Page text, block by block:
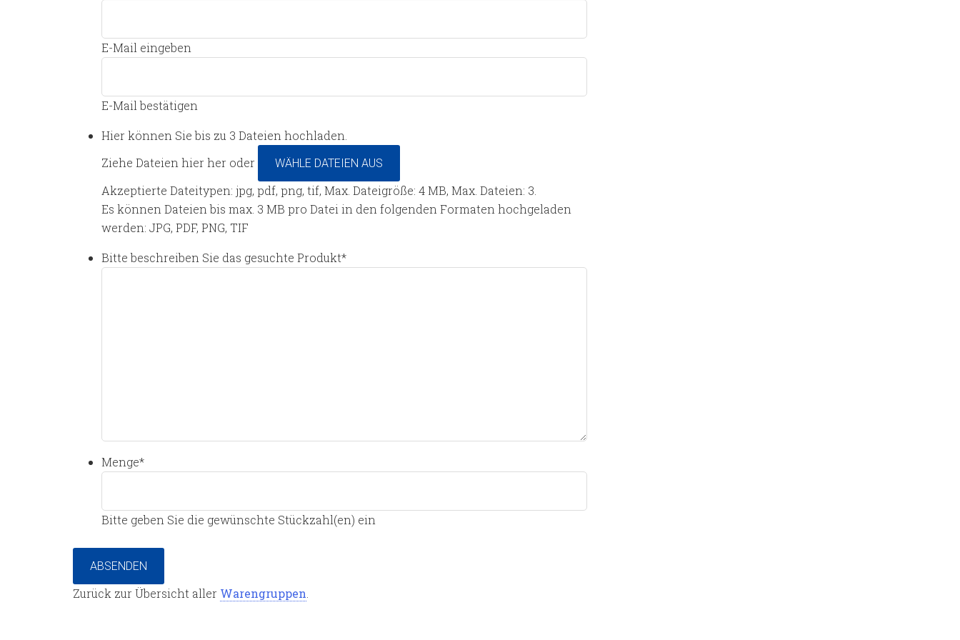
E-Mail eingeben
E-Mail bestätigen
Hier können Sie bis zu 3 Dateien hochladen.
Ziehe Dateien hier her oder
WÄHLE DATEIEN AUS
Akzeptierte Dateitypen: jpg, pdf, png, tif, Max. Dateigröße: 4 MB, Max. Dateien: 3.
Es können Dateien bis max. 3 MB pro Datei in den folgenden Formaten hochgeladen
werden: JPG, PDF, PNG, TIF
Bitte beschreiben Sie das gesuchte Produkt*
Menge*
Bitte geben Sie die gewünschte Stückzahl(en) ein
ABSENDEN
Zurück zur Übersicht aller Warengruppen.